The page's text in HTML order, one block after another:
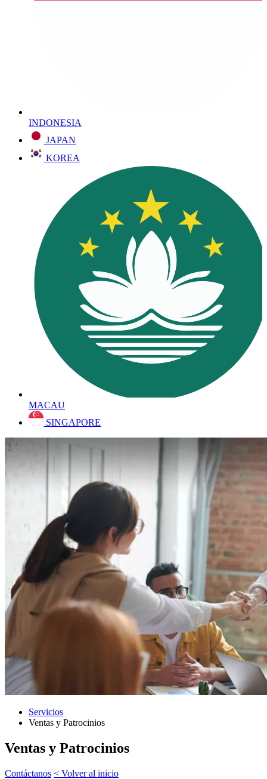
INDONESIA
JAPAN
KOREA
MACAU
SINGAPORE
Servicios
Ventas y Patrocinios
Ventas y Patrocinios
Contáctanos < Volver al inicio